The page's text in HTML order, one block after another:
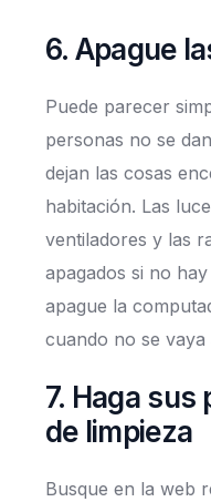
6. Apague
Puede parecer
personas no se
dejan las cosas
habitación. Las
ventiladores y las
apagados si no
apague la
cuando no se
7. Haga
de limpieza
Busque en la web